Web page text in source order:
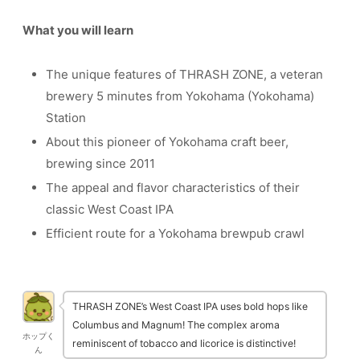
What you will learn
The unique features of THRASH ZONE, a veteran
brewery 5 minutes from Yokohama (Yokohama)
Station
About this pioneer of Yokohama craft beer,
brewing since 2011
The appeal and flavor characteristics of their
classic West Coast IPA
Efficient route for a Yokohama brewpub crawl
ホップく
ん
THRASH ZONE’s West Coast IPA uses bold hops like
Columbus and Magnum! The complex aroma
reminiscent of tobacco and licorice is distinctive!